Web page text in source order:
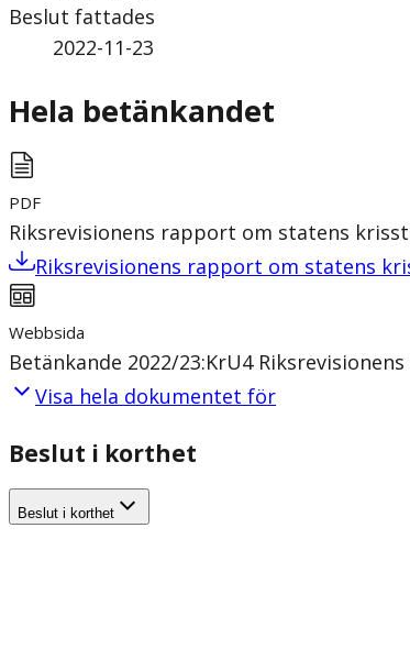
Beslut fattades
2022-11-23
Hela betänkandet
PDF
Riksrevisionens rapport om statens
Riksrevisionens rapport om statens
Webbsida
Betänkande 2022/23:KrU4
Visa hela dokumentet för
Beslut i korthet
Beslut i korthet